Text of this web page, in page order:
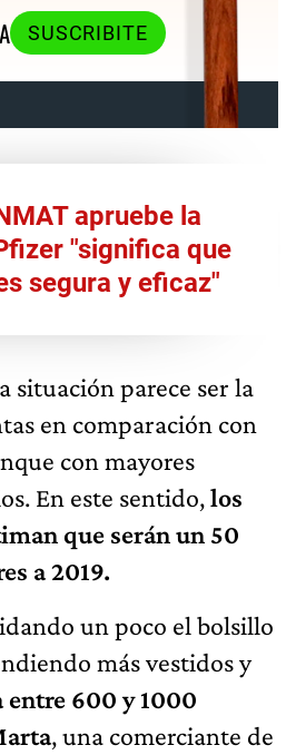
SUSCRIBITE
apruebe la
"significa que
segura y eficaz"
situación parece ser la
en comparación con
con mayores
En este sentido,los
que serán un 50
a 2019.
un poco el bolsillo
más vestidos y
entre 600 y 1000
, una comerciante de